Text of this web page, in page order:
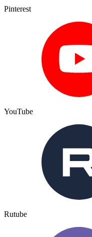
Pinterest
YouTube
Rutube